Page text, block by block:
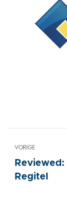
VORIGE
Regitel